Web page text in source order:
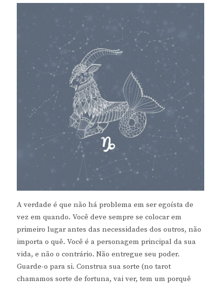
A verdade é que não há problema em ser egoísta de
vez em quando. Você deve sempre se colocar em
primeiro lugar antes das necessidades dos outros, não
importa o quê. Você é a personagem principal da sua
vida, e não o contrário. Não entregue seu poder.
Guarde-o para si. Construa sua sorte (no tarot
chamamos sorte de fortuna, vai ver, tem um porquê